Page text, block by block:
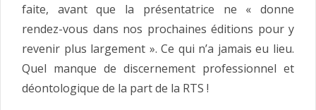
faite, avant que la présentatrice ne « donne
rendez-vous dans nos prochaines éditions pour y
revenir plus largement ». Ce qui n’a jamais eu lieu.
Quel manque de discernement professionnel et
déontologique de la part de la RTS !